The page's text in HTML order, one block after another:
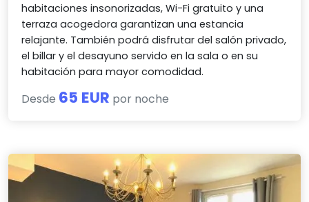
habitaciones insonorizadas, Wi-Fi gratuito y una
terraza acogedora garantizan una estancia
relajante. También podrá disfrutar del salón privado,
el billar y el desayuno servido en la sala o en su
habitación para mayor comodidad.
Desde 65 EUR por noche